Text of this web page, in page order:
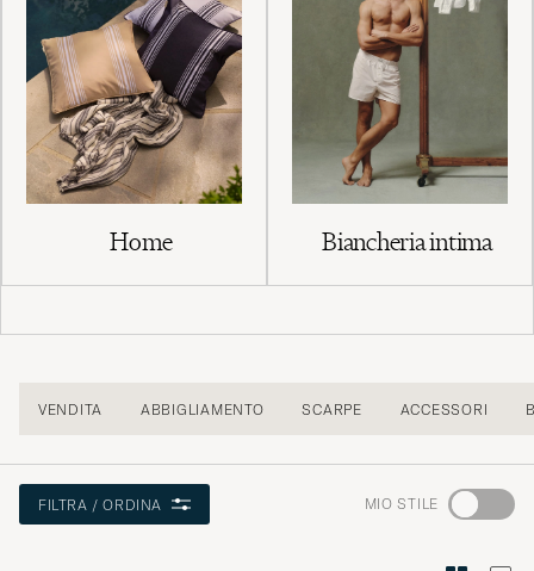
Home Biancheria intima
VENDITA ABBIGLIAMENTO SCARPE ACCESSORI
FILTRA / ORDINA MIO STILE Andate
"Consigli